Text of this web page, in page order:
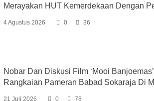
Merayakan HUT Kemerdekaan Dengan
4 Agustus 2026 0 36
Nobar Dan Diskusi Film ‘Mooi
Rangkaian Pameran Babad Sokaraja Di
21 Juli 2026 0 78